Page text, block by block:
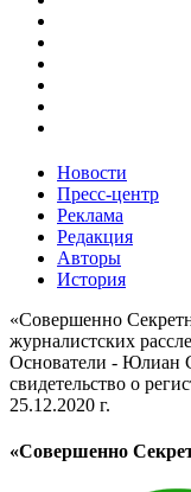
Новости
Пресс-центр
Реклама
Редакция
Авторы
История
«Совершенно
журналистских
Основатели - Юлиан
свидетельство о
25.12.2020 г.
«Совершенно